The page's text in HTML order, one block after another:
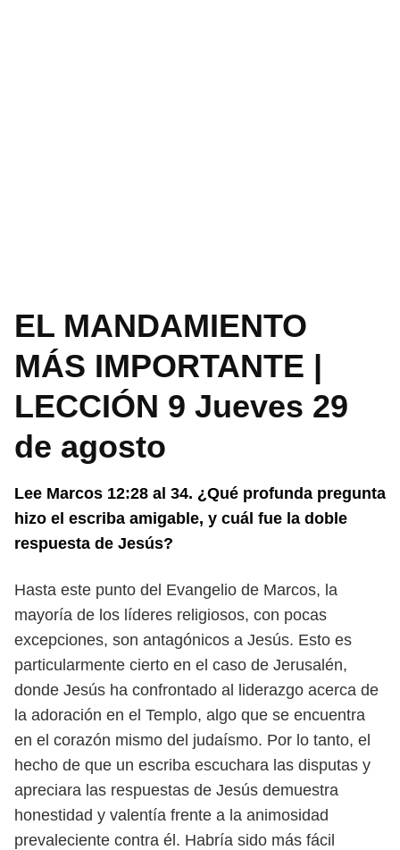
EL MANDAMIENTO
MÁS IMPORTANTE |
LECCIÓN 9 Jueves 29
de agosto
Lee Marcos 12:28 al 34. ¿Qué profunda pregunta
hizo el escriba amigable, y cuál fue la doble
respuesta de Jesús?
Hasta este punto del Evangelio de Marcos, la
mayoría de los líderes religiosos, con pocas
excepciones, son antagónicos a Jesús. Esto es
particularmente cierto en el caso de Jerusalén,
donde Jesús ha confrontado al liderazgo acerca de
la adoración en el Templo, algo que se encuentra
en el corazón mismo del judaísmo. Por lo tanto, el
hecho de que un escriba escuchara las disputas y
apreciara las respuestas de Jesús demuestra
honestidad y valentía frente a la animosidad
prevaleciente contra él. Habría sido más fácil